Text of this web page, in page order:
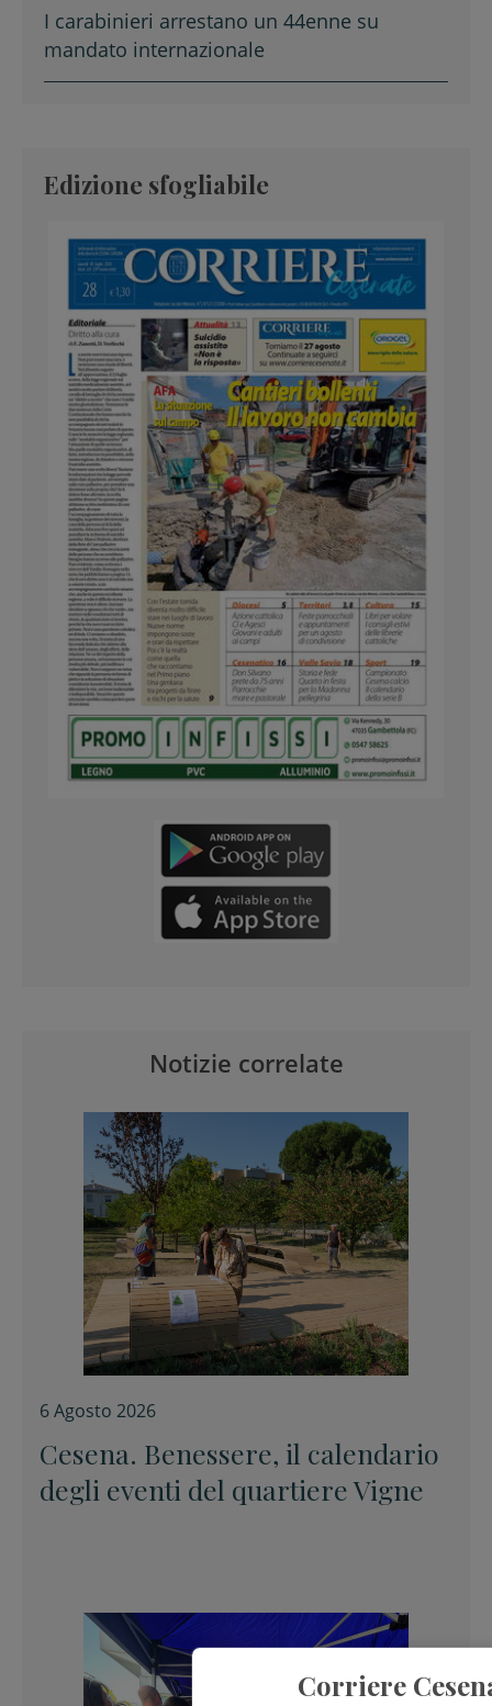
I carabinieri arrestano un 44enne su
mandato internazionale
Edizione sfogliabile
Notizie correlate
6 Agosto 2026
Cesena. Benessere, il calendario
degli eventi del quartiere Vigne
Corriere